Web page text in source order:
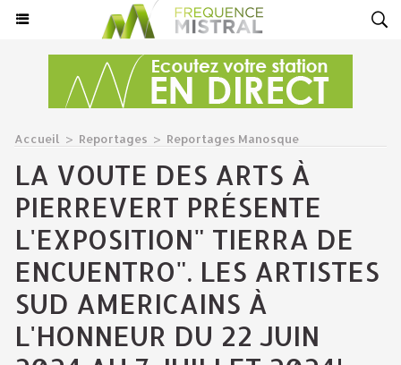
Accueil > Reportages > Reportages Manosque
LA VOUTE DES ARTS À
PIERREVERT PRÉSENTE
L'EXPOSITION" TIERRA DE
ENCUENTRO". LES ARTISTES
SUD AMERICAINS À
L'HONNEUR DU 22 JUIN